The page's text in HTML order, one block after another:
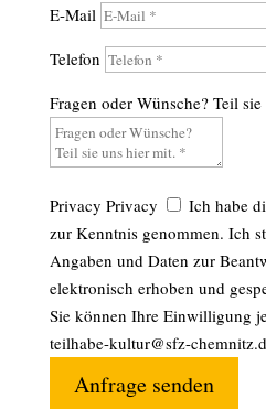
E-Mail
Telefon
Fragen oder Wünsche? Teil
Privacy Privacy
Ich habe
zur Kenntnis genommen. Ich
Angaben und Daten zur
elektronisch erhoben und
Sie können Ihre Einwilligung
teilhabe-kultur@sfz-
Anfrage senden